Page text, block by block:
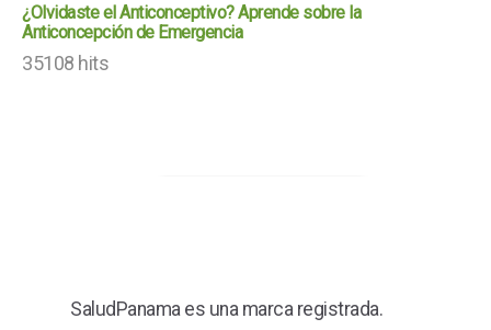
¿Olvidaste el Anticonceptivo? Aprende sobre la
Anticoncepción de Emergencia
35108 hits
SaludPanama es una marca registrada.